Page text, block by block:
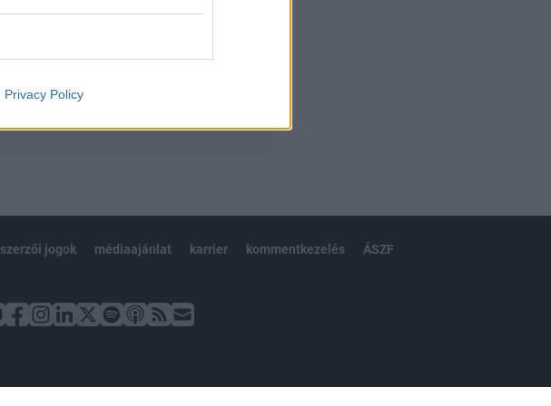
Privacy Policy
szerzői jogok médiaajánlat karrier kommentkezelés ÁSZF